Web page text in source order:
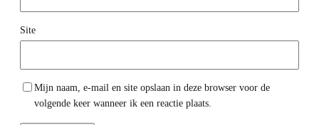
Site
Mijn naam, e-mail en site opslaan in deze browser voor de
volgende keer wanneer ik een reactie plaats.